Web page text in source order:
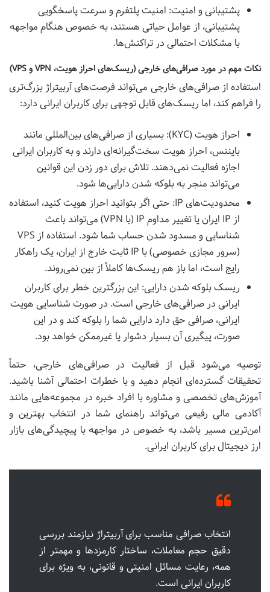
پشتیبانی و امنیت: امنیت پلتفرم و سرعت پاسخگویی
پشتیبانی، از عوامل حیاتی هستند، به خصوص هنگام مواجهه
با مشکلات احتمالی در تراکنش‌ها.
نکات مهم در مورد صرافی‌های خارجی (ریسک‌های احراز هویت، VPN و VPS)
استفاده از صرافی‌های خارجی می‌تواند فرصت‌های آربیتراژ بزرگ‌تری
را فراهم کند، اما ریسک‌های قابل توجهی برای کاربران ایرانی دارد:
احراز هویت (KYC): بسیاری از صرافی‌های بین‌المللی مانند
بایننس، احراز هویت سخت‌گیرانه‌ای دارند و به کاربران ایرانی
اجازه فعالیت نمی‌دهند. تلاش برای دور زدن این قوانین
می‌تواند منجر به بلوکه شدن دارایی‌ها شود.
محدودیت‌های IP: حتی اگر بتوانید احراز هویت کنید، استفاده
از IP ایران یا تغییر مداوم IP (با VPN) می‌تواند باعث
شناسایی و مسدود شدن حساب شما شود. استفاده از VPS
(سرور مجازی خصوصی) با IP ثابت خارج از ایران، یک راهکار
رایج است، اما باز هم ریسک‌ها کاملاً از بین نمی‌روند.
ریسک بلوکه شدن دارایی: این بزرگترین خطر برای کاربران
ایرانی در صرافی‌های خارجی است. در صورت شناسایی هویت
ایرانی، صرافی حق دارد دارایی شما را بلوکه کند و در این
صورت، پیگیری آن بسیار دشوار یا غیرممکن خواهد بود.
توصیه می‌شود قبل از فعالیت در صرافی‌های خارجی، حتماً
تحقیقات گسترده‌ای انجام دهید و با خطرات احتمالی آشنا باشید.
آموزش‌های تخصصی و مشاوره با افراد خبره در مجموعه‌هایی مانند
آکادمی مالی رفیعی می‌تواند راهنمای شما در انتخاب بهترین و
امن‌ترین مسیر باشد، به خصوص در مواجهه با پیچیدگی‌های بازار
ارز دیجیتال برای کاربران ایرانی.
انتخاب صرافی مناسب برای آربیتراژ نیازمند بررسی
دقیق حجم معاملات، ساختار کارمزدها و مهمتر از
همه، رعایت مسائل امنیتی و قانونی، به ویژه برای
کاربران ایرانی است.